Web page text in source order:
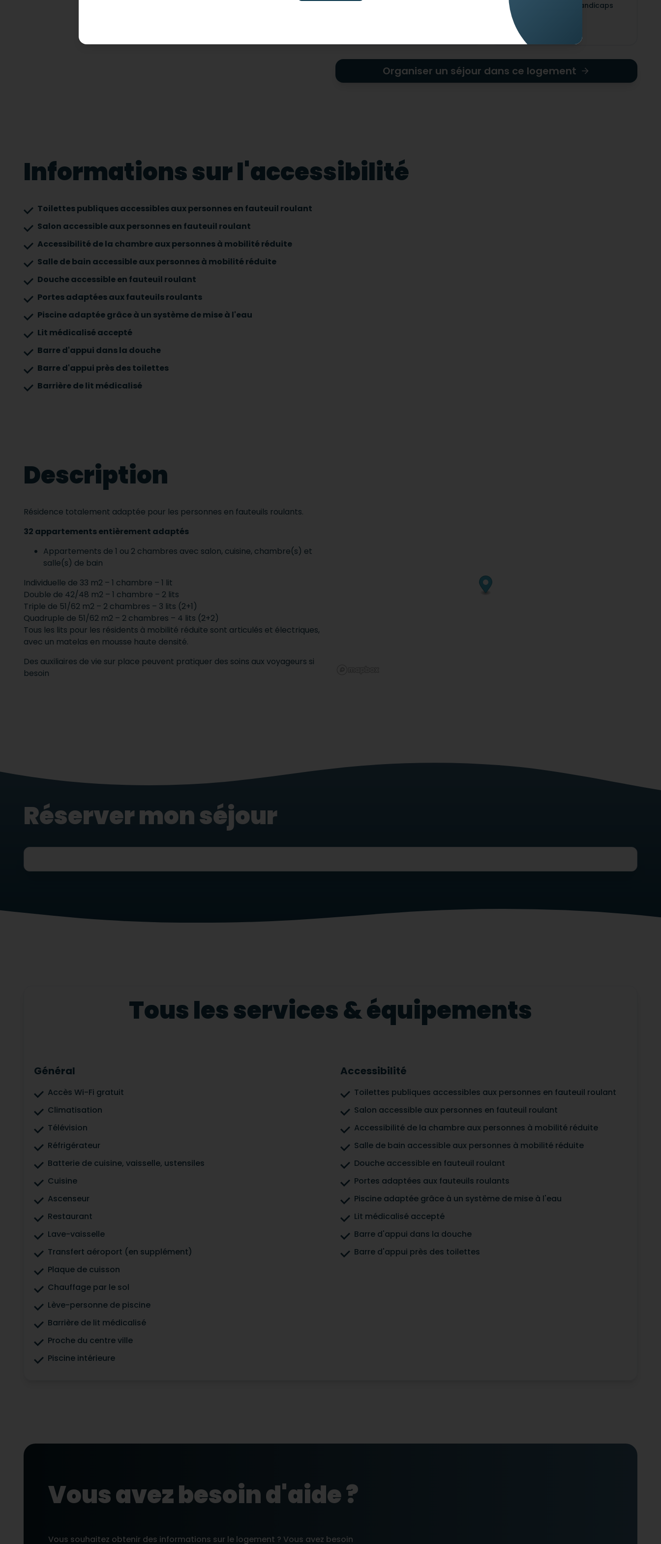
Adapté pour les handicaps
Organiser un séjour dans ce logement
Informations sur l'accessibilité
Toilettes publiques accessibles aux personnes en fauteuil roulant
Salon accessible aux personnes en fauteuil roulant
Accessibilité de la chambre aux personnes à mobilité réduite
Salle de bain accessible aux personnes à mobilité réduite
Douche accessible en fauteuil roulant
Portes adaptées aux fauteuils roulants
Piscine adaptée grâce à un système de mise à l'eau
Lit médicalisé accepté
Barre d'appui dans la douche
Barre d'appui près des toilettes
Barrière de lit médicalisé
Description
Résidence totalement adaptée pour les personnes en fauteuils roulants.
32 appartements entièrement adaptés
Appartements de 1 ou 2 chambres avec salon, cuisine, chambre(s) et
salle(s) de bain
Individuelle de 33 m2 – 1 chambre – 1 lit
Double de 42/48 m2 – 1 chambre – 2 lits
Triple de 51/62 m2 – 2 chambres – 3 lits (2+1)
Quadruple de 51/62 m2 – 2 chambres – 4 lits (2+2)
Tous les lits pour les résidents à mobilité réduite sont articulés et électriques,
avec un matelas en mousse haute densité.
Des auxiliaires de vie sur place peuvent pratiquer des soins aux voyageurs si
besoin
Réserver mon séjour
Tous les services & équipements
Général
Accès Wi-Fi gratuit
Climatisation
Télévision
Réfrigérateur
Batterie de cuisine, vaisselle, ustensiles
Cuisine
Ascenseur
Restaurant
Lave-vaisselle
Transfert aéroport (en supplément)
Plaque de cuisson
Chauffage par le sol
Lève-personne de piscine
Barrière de lit médicalisé
Proche du centre ville
Piscine intérieure
Accessibilité
Toilettes publiques accessibles aux personnes en fauteuil roulant
Salon accessible aux personnes en fauteuil roulant
Accessibilité de la chambre aux personnes à mobilité réduite
Salle de bain accessible aux personnes à mobilité réduite
Douche accessible en fauteuil roulant
Portes adaptées aux fauteuils roulants
Piscine adaptée grâce à un système de mise à l'eau
Lit médicalisé accepté
Barre d'appui dans la douche
Barre d'appui près des toilettes
Vous avez besoin d'aide ?
Vous souhaitez obtenir des informations sur le logement ? Vous avez besoin